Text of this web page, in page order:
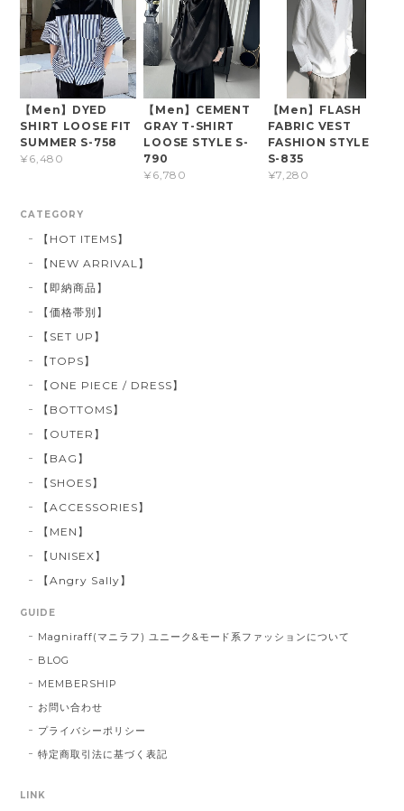
【Men】DYED
SHIRT LOOSE FIT
SUMMER S-758
¥6,480
【Men】CEMENT
GRAY T-SHIRT
LOOSE STYLE S-
790
¥6,780
【Men】FLASH
FABRIC VEST
FASHION STYLE
S-835
¥7,280
CATEGORY
【HOT ITEMS】
【NEW ARRIVAL】
【即納商品】
【価格帯別】
【SET UP】
【TOPS】
【ONE PIECE / DRESS】
【BOTTOMS】
【OUTER】
【BAG】
【SHOES】
【ACCESSORIES】
【MEN】
【UNISEX】
【Angry Sally】
GUIDE
Magniraff(マニラフ) ユニーク&モード系ファッションについて
BLOG
MEMBERSHIP
お問い合わせ
プライバシーポリシー
特定商取引法に基づく表記
LINK